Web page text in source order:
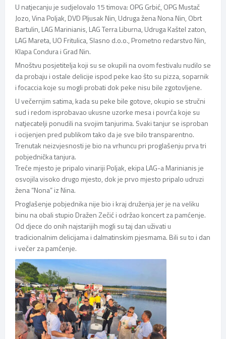
U natjecanju je sudjelovalo 15 timova: OPG Grbić, OPG Mustač
Jozo, Vina Poljak, DVD Pljusak Nin, Udruga žena Nona Nin, Obrt
Bartulin, LAG Marinianis, LAG Terra Liburna, Udruga Kaštel zaton,
LAG Mareta, UO Fritulica, Slasno d.o.o., Prometno redarstvo Nin,
Klapa Condura i Grad Nin.
Mnoštvu posjetitelja koji su se okupili na ovom festivalu nudilo se
da probaju i ostale delicije ispod peke kao što su pizza, soparnik
i focaccia koje su mogli probati dok peke nisu bile zgotovljene.
U večernjim satima, kada su peke bile gotove, okupio se stručni
sud i redom isprobavao ukusne uzorke mesa i povrća koje su
natjecatelji ponudili na svojim tanjurima. Svaki tanjur se isproban
i ocijenjen pred publikom tako da je sve bilo transparentno.
Trenutak neizvjesnosti je bio na vrhuncu pri proglašenju prva tri
pobjednička tanjura.
Treće mjesto je pripalo vinariji Poljak, ekipa LAG-a Marinianis je
osvojila visoko drugo mjesto, dok je prvo mjesto pripalo udruzi
žena “Nona” iz Nina.
Proglašenje pobjednika nije bio i kraj druženja jer je na veliku
binu na obali stupio Dražen Zečić i održao koncert za pamćenje.
Od djece do onih najstarijih mogli su taj dan uživati u
tradicionalnim delicijama i dalmatinskim pjesmama. Bili su to i dan
i večer za pamćenje.